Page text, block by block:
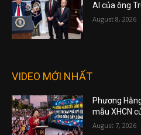
AI của ông
August 8, 2026
VIDEO MỚI NHẤT
Phương
mẫu XHCN
August 7, 2026